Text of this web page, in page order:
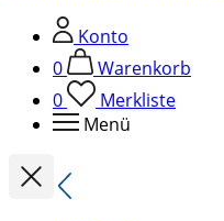
Konto
0
Warenkorb
0
Merkliste
Menü